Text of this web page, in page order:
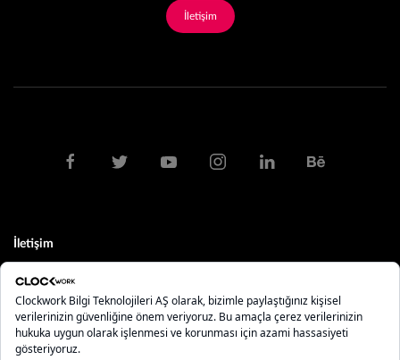
İletişim
İletişim
0212 275 10 84 - 85
İstanbul